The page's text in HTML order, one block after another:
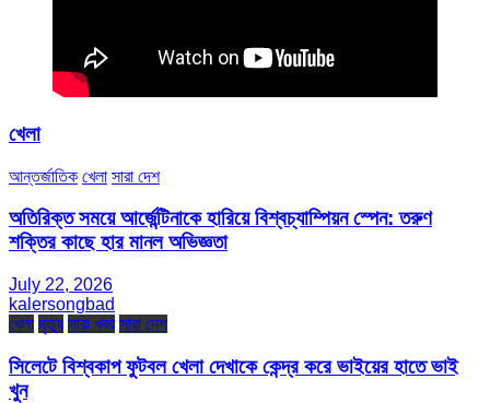
খেলা
আন্তর্জাতিক খেলা সারা দেশ
অতিরিক্ত সময়ে আর্জেন্টিনাকে হারিয়ে বিশ্বচ্যাম্পিয়ন স্পেন: তরুণ
শক্তির কাছে হার মানল অভিজ্ঞতা
July 22, 2026
kalersongbad
খেলা মৃত্যু সারা খবর সারা দেশ
সিলেটে বিশ্বকাপ ফুটবল খেলা দেখাকে কেন্দ্র করে ভাইয়ের হাতে ভাই
খুন